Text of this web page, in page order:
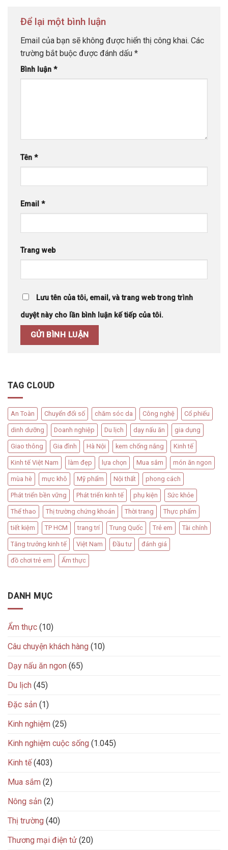
Để lại một bình luận
Email của bạn sẽ không được hiển thị công khai. Các
trường bắt buộc được đánh dấu *
Bình luận *
Tên *
Email *
Trang web
Lưu tên của tôi, email, và trang web trong trình
duyệt này cho lần bình luận kế tiếp của tôi.
TAG CLOUD
An Toàn Chuyển đổi số chăm sóc da Công nghệ Cổ phiếu
dinh dưỡng Doanh nghiệp Du lịch dạy nấu ăn gia dụng
Giao thông Gia đình Hà Nội kem chống nắng Kinh tế
Kinh tế Việt Nam làm đẹp lựa chọn Mua sắm món ăn ngon
mùa hè mực khô Mỹ phẩm Nội thất phong cách
Phát triển bền vững Phát triển kinh tế phụ kiện Sức khỏe
Thể thao Thị trường chứng khoán Thời trang Thực phẩm
tiết kiệm TP HCM trang trí Trung Quốc Trẻ em Tài chính
Tăng trưởng kinh tế Việt Nam Đầu tư đánh giá
đồ chơi trẻ em Ẩm thực
DANH MỤC
Ẩm thực (10)
Câu chuyện khách hàng (10)
Dạy nấu ăn ngon (65)
Du lịch (45)
Đặc sản (1)
Kinh nghiệm (25)
Kinh nghiệm cuộc sống (1.045)
Kinh tế(403)
Mua sắm (2)
Nông sản (2)
Thị trường (40)
Thương mại điện tử (20)